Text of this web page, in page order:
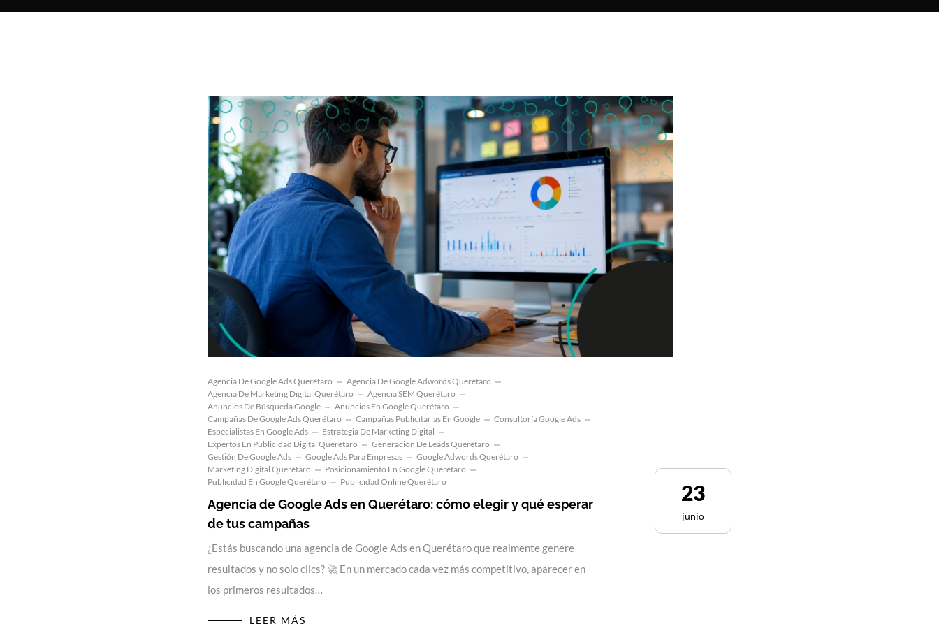
Agencia De Google Ads Querétaro
Agencia De Google Adwords Querétaro
Agencia De Marketing Digital Querétaro
Agencia SEM Querétaro
Anuncios De Búsqueda Google
Anuncios En Google Querétaro
Campañas De Google Ads Querétaro
Campañas Publicitarias En Google
Consultoría Google Ads
Especialistas En Google Ads
Estrategia De Marketing Digital
Expertos En Publicidad Digital Querétaro
Generación De Leads Querétaro
Gestión De Google Ads
Google Ads Para Empresas
Google Adwords Querétaro
Marketing Digital Querétaro
Posicionamiento En Google Querétaro
Publicidad En Google Querétaro
Publicidad Online Querétaro
Agencia de Google Ads en Querétaro: cómo elegir y qué esperar
de tus campañas
¿Estás buscando una agencia de Google Ads en Querétaro que realmente genere
resultados y no solo clics? 🚀 En un mercado cada vez más competitivo, aparecer en
los primeros resultados…
LEER MÁS
23
junio